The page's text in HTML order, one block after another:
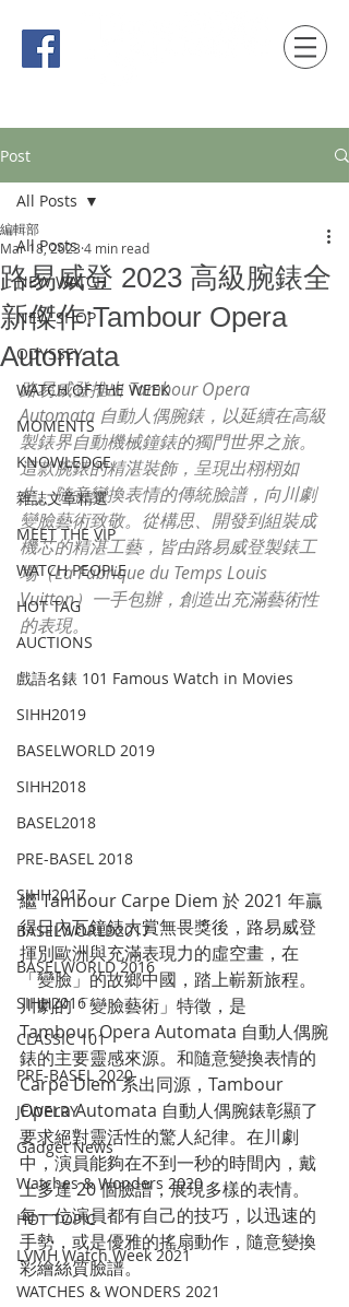
Post
All Posts
NEW WATCH
NEW SHOP
ODYSSEY
WATCH OF THE WEEK
MOMENTS
KNOWLEDGE
雜誌文章精選
MEET THE VIP
WATCH PEOPLE
HOT TAG
AUCTIONS
戲語名錶 101 Famous Watch in Movies
SIHH2019
BASELWORLD 2019
SIHH2018
BASEL2018
PRE-BASEL 2018
SIHH2017
BASELWORLD2017
BASELWORLD 2016
SIHH2016
CLASSIC 101
PRE-BASEL 2020
JEWELRY
Gadget News
Watches & Wonders 2020
HOT TOPIC
LVMH Watch Week 2021
WATCHES & WONDERS 2021
All Posts
路易威登 2023 高級腕錶全
新傑作:Tambour Opera
Automata
編輯部
Mar 18, 2023 4 min read
路易威登推出 Tambour Opera
Automata 自動人偶腕錶，以延續在高級
製錶界自動機械鐘錶的獨門世界之旅。
這款腕錶的精湛裝飾，呈現出栩栩如
生、隨意變換表情的傳統臉譜，向川劇
變臉藝術致敬。從構思、開發到組裝成
機芯的精湛工藝，皆由路易威登製錶工
場（La Fabrique du Temps Louis
Vuitton）一手包辦，創造出充滿藝術性
的表現。
繼 Tambour Carpe Diem 於 2021 年贏
得日內瓦鐘錶大賞無畏獎後，路易威登
揮別歐洲與充滿表現力的虛空畫，在
「變臉」的故鄉中國，踏上嶄新旅程。
川劇的「變臉藝術」特徵，是
Tambour Opera Automata 自動人偶腕
錶的主要靈感來源。和隨意變換表情的
Carpe Diem 系出同源，Tambour
Opera Automata 自動人偶腕錶彰顯了
要求絕對靈活性的驚人紀律。在川劇
中，演員能夠在不到一秒的時間內，戴
上多達 20 個臉譜，展現多樣的表情。
每一位演員都有自己的技巧，以迅速的
手勢，或是優雅的搖扇動作，隨意變換
彩繪絲質臉譜。